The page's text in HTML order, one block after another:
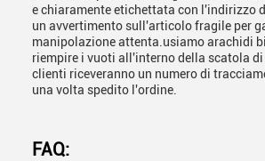
e chiaramente etichettata con l'indirizzo
un avvertimento sull'articolo fragile per
manipolazione attenta.usiamo arachidi
riempire i vuoti all'interno della scatola di
clienti riceveranno un numero di
una volta spedito l'ordine.
FAQ: